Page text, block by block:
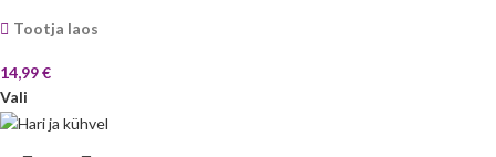
Tootja laos
14,99€
Vali